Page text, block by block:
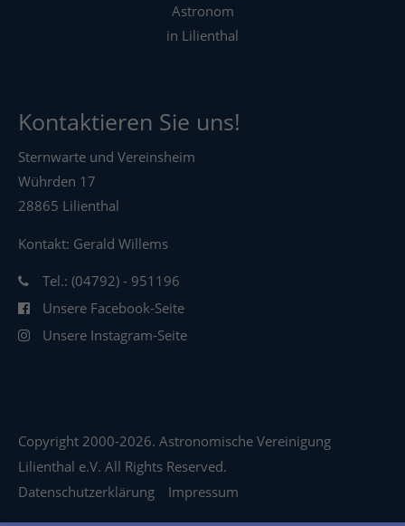
Astronom
in Lilienthal
Kontaktieren Sie uns!
Sternwarte und Vereinsheim
Wührden 17
28865 Lilienthal
Kontakt: Gerald Willems
Tel.: (04792) - 951196
Unsere Facebook-Seite
Unsere Instagram-Seite
Copyright 2000-2026. Astronomische Vereinigung
Lilienthal e.V. All Rights Reserved.
Datenschutzerklärung
Impressum